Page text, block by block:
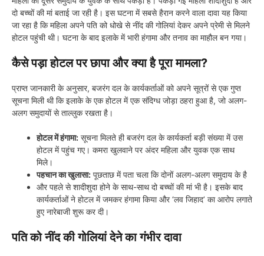
दो बच्चों की मां बताई जा रही है। इस घटना में सबसे हैरान करने वाला दावा यह किया
जा रहा है कि महिला अपने पति को धोखे से नींद की गोलियां देकर अपने प्रेमी से मिलने
होटल पहुंची थी। घटना के बाद इलाके में भारी हंगामा और तनाव का माहौल बन गया।
कैसे पड़ा होटल पर छापा और क्या है पूरा मामला?
प्राप्त जानकारी के अनुसार, बजरंग दल के कार्यकर्ताओं को अपने सूत्रों से एक गुप्त
सूचना मिली थी कि इलाके के एक होटल में एक संदिग्ध जोड़ा ठहरा हुआ है, जो अलग-
अलग समुदायों से ताल्लुक रखता है।
होटल में हंगामा: सूचना मिलते ही बजरंग दल के कार्यकर्ता बड़ी संख्या में उस
होटल में पहुंच गए। कमरा खुलवाने पर अंदर महिला और युवक एक साथ
मिले।
पहचान का खुलासा: पूछताछ में पता चला कि दोनों अलग-अलग समुदाय के है
और पहले से शादीशुदा होने के साथ-साथ दो बच्चों की मां भी है। इसके बाद
कार्यकर्ताओं ने होटल में जमकर हंगामा किया और ‘लव जिहाद’ का आरोप लगाते
हुए नारेबाजी शुरू कर दी।
पति को नींद की गोलियां देने का गंभीर दावा